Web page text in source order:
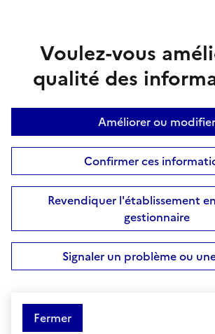
Voulez-vous
qualité des
Améliorer ou modifier
Confirmer ces
Revendiquer l'établissement
gestionnaire
Signaler un problème ou
Fermer